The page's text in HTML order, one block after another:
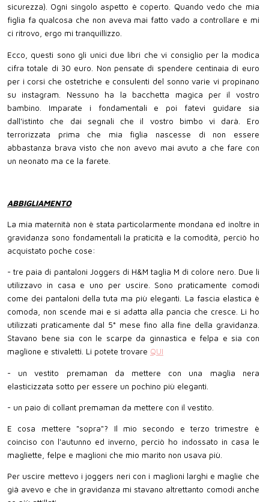
sicurezza). Ogni singolo aspetto è coperto. Quando vedo che mia
figlia fa qualcosa che non aveva mai fatto vado a controllare e mi
ci ritrovo, ergo mi tranquillizzo.
Ecco, questi sono gli unici due libri che vi consiglio per la modica
cifra totale di 30 euro. Non pensate di spendere centinaia di euro
per i corsi che ostetriche e consulenti del sonno varie vi propinano
su instagram. Nessuno ha la bacchetta magica per il vostro
bambino. Imparate i fondamentali e poi fatevi guidare sia
dall'istinto che dai segnali che il vostro bimbo vi darà. Ero
terrorizzata prima che mia figlia nascesse di non essere
abbastanza brava visto che non avevo mai avuto a che fare con
un neonato ma ce la farete.
ABBIGLIAMENTO
La mia maternità non è stata particolarmente mondana ed inoltre in
gravidanza sono fondamentali la praticità e la comodità, perciò ho
acquistato poche cose:
- tre paia di pantaloni Joggers di H&M taglia M di colore nero. Due li
utilizzavo in casa e uno per uscire. Sono praticamente comodi
come dei pantaloni della tuta ma più eleganti. La fascia elastica è
comoda, non scende mai e si adatta alla pancia che cresce. Li ho
utilizzati praticamente dal 5° mese fino alla fine della gravidanza.
Stavano bene sia con le scarpe da ginnastica e felpa e sia con
maglione e stivaletti. Li potete trovare QUI
- un vestito premaman da mettere con una maglia nera
elasticizzata sotto per essere un pochino più eleganti.
- un paio di collant premaman da mettere con il vestito.
E cosa mettere "sopra"? Il mio secondo e terzo trimestre è
coinciso con l'autunno ed inverno, perciò ho indossato in casa le
magliette, felpe e maglioni che mio marito non usava più.
Per uscire mettevo i joggers neri con i maglioni larghi e maglie che
già avevo e che in gravidanza mi stavano altrettanto comodi anche